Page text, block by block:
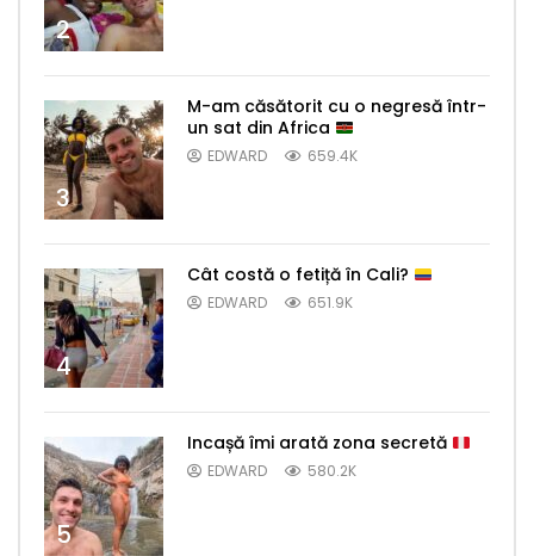
2
3
M-am căsătorit cu o negresă într-
un sat din Africa
EDWARD 659.4K
4
Cât costă o fetiță în Cali?
EDWARD 651.9K
5
Incașă îmi arată zona secretă
EDWARD 580.2K